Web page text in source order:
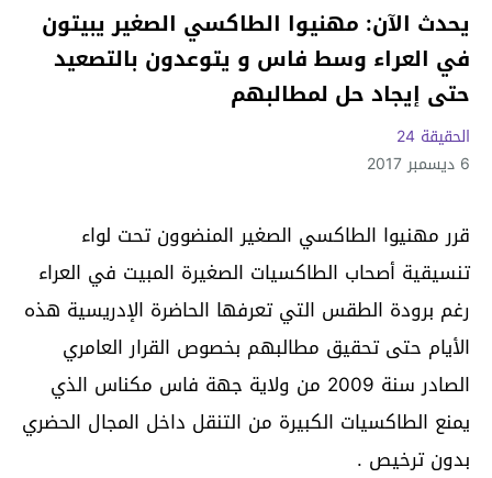
يحدث الآن: مهنيوا الطاكسي الصغير يبيتون
في العراء وسط فاس و يتوعدون بالتصعيد
حتى إيجاد حل لمطالبهم
الحقيقة 24
6 ديسمبر 2017
قرر مهنيوا الطاكسي الصغير المنضوون تحت لواء
تنسيقية أصحاب الطاكسيات الصغيرة المبيت في العراء
رغم برودة الطقس التي تعرفها الحاضرة الإدريسية هذه
الأيام حتى تحقيق مطالبهم بخصوص القرار العامري
الصادر سنة 2009 من ولاية جهة فاس مكناس الذي
يمنع الطاكسيات الكبيرة من التنقل داخل المجال الحضري
بدون ترخيص .